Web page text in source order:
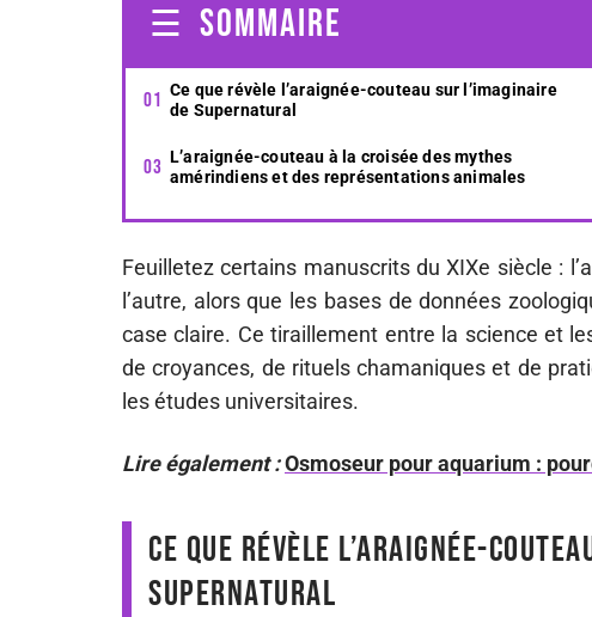
SOMMAIRE
Ce que révèle l’araignée-couteau sur l’imaginaire
de Supernatural
L’araignée-couteau à la croisée des mythes
amérindiens et des représentations animales
Feuilletez certains manuscrits du XIXe siècle :
l’autre, alors que les bases de données
case claire. Ce tiraillement entre la science et
de croyances, de rituels chamaniques et de
les études universitaires.
Lire également :Osmoseur pour aquarium :
Ce que révèle l’araignée-
Supernatural